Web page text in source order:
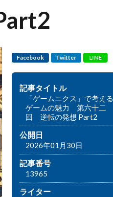
Facebook Twitter LINE
記事タイトル
「ゲームニクス」で考える
ゲームの魅力 第六十二
回 逆転の発想 Part2
公開日
2026年01月30日
記事番号
13965
ライター